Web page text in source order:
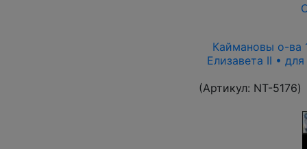
Каймановы о-ва
Елизавета II •
(Артикул: NT-5176)